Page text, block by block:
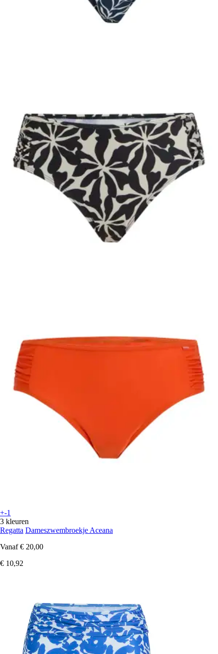
+-1
3 kleuren
Regatta Dameszwembroekje Aceana
Vanaf € 20,00
€ 10,92